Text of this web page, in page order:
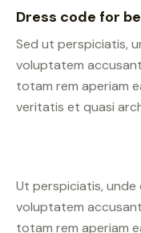
Dress code for
Sed ut perspiciatis,
voluptatem
totam rem aperiam
veritatis et quasi
Ut perspiciatis,
voluptatem
totam rem aperiam